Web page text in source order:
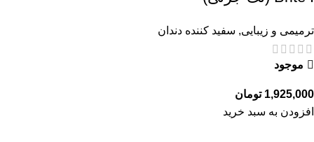
ترمیمی و زیبایی, سفید کننده دندان
موجود
1,925,000 تومان
افزودن به سبد خرید